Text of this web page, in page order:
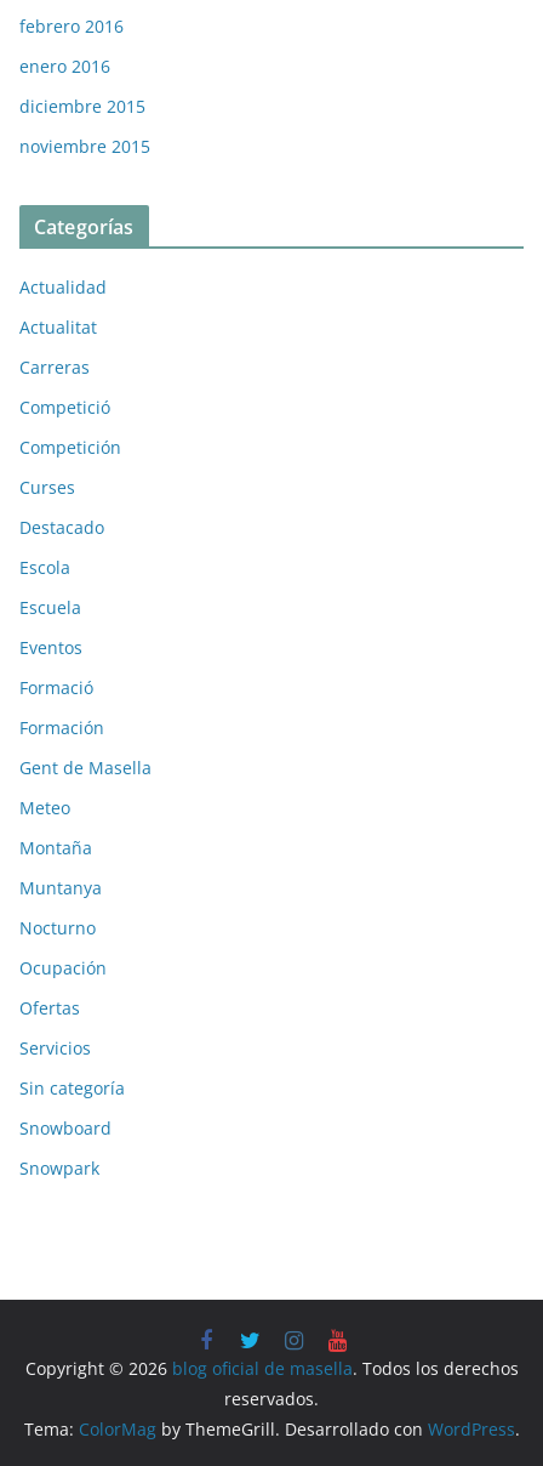
febrero 2016
enero 2016
diciembre 2015
noviembre 2015
Categorías
Actualidad
Actualitat
Carreras
Competició
Competición
Curses
Destacado
Escola
Escuela
Eventos
Formació
Formación
Gent de Masella
Meteo
Montaña
Muntanya
Nocturno
Ocupación
Ofertas
Servicios
Sin categoría
Snowboard
Snowpark
Copyright © 2026 blog oficial de masella. Todos los derechos
reservados.
Tema: ColorMagby ThemeGrill. Desarrollado con WordPress.